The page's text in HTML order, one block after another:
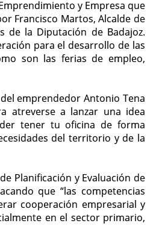
y Empresa que
Francisco Martos, Alcalde de
de la Diputación de Badajoz.
para el desarrollo de las
son las ferias de empleo,
emprendedor Antonio Tena
atreverse a lanzar una idea
tener tu oficina de forma
del territorio y de la
Planificación y Evaluación de
que “las competencias
cooperación empresarial y
en el sector primario,